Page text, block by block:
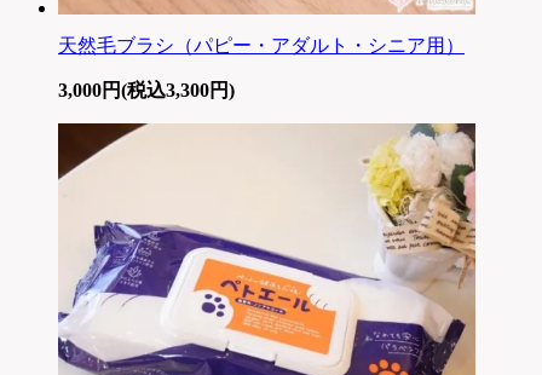
天然毛ブラシ（パピー・アダルト・シニア用）
3,000円(税込3,300円)